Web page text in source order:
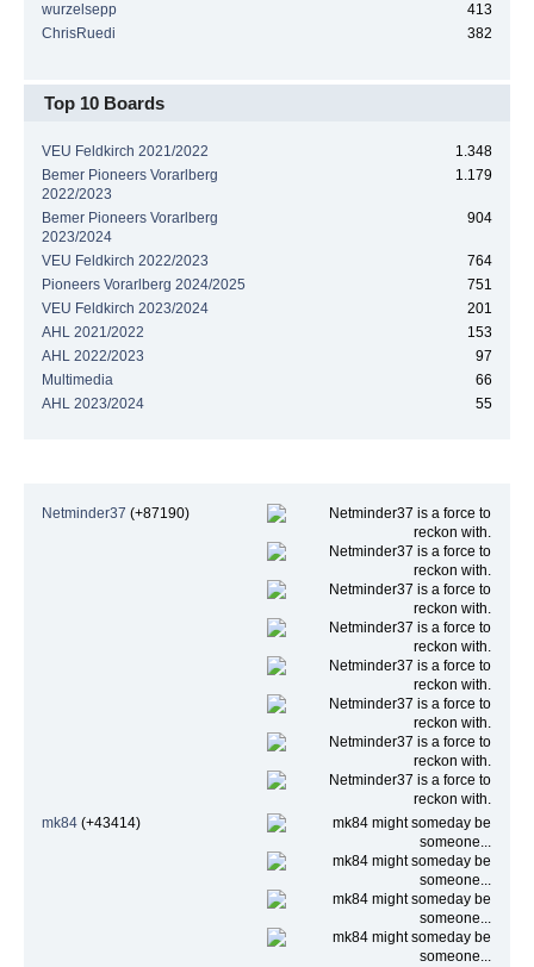
wurzelsepp
413
ChrisRuedi
382
Top 10 Boards
VEU Feldkirch 2021/2022
1.348
Bemer Pioneers Vorarlberg
2022/2023
1.179
Bemer Pioneers Vorarlberg
2023/2024
904
VEU Feldkirch 2022/2023
764
Pioneers Vorarlberg 2024/2025
751
VEU Feldkirch 2023/2024
201
AHL 2021/2022
153
AHL 2022/2023
97
Multimedia
66
AHL 2023/2024
55
Netminder37 (+87190)
mk84(+43414)